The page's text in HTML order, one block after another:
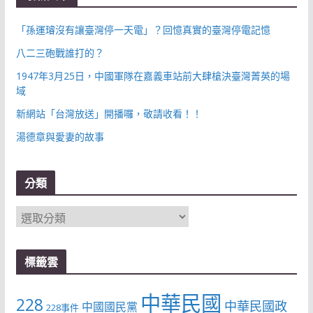
「孫運璿沒有讓臺灣停一天電」？回憶真實的臺灣停電記憶
八二三砲戰誰打的？
1947年3月25日，中國軍隊在嘉義車站前大肆槍決臺灣菁英的場
域
新網站「台灣放送」開播囉，敬請收看！！
湯德章與愛妻的故事
分類
分
類
標籤雲
228 228事件 中國國民黨 中華民國 中華民國政